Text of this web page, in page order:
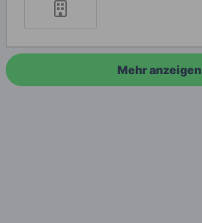
Mehr anzeigen